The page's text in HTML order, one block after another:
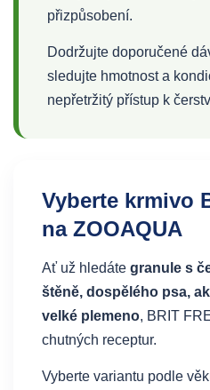
přizpůsobení.
Dodržujte doporučené
sledujte hmotnost a
nepřetržitý přístup k
Vyberte krmivo
na ZOOAQUA
Ať už hledáte granule s
štěně, dospělého psa,
velké plemeno, BRIT
chutných receptur.
Vyberte variantu podle